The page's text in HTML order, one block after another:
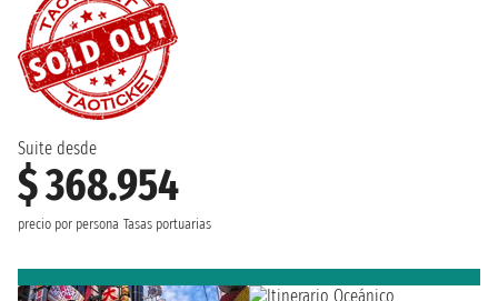
Suite desde
$ 368.954
precio por persona Tasas portuarias